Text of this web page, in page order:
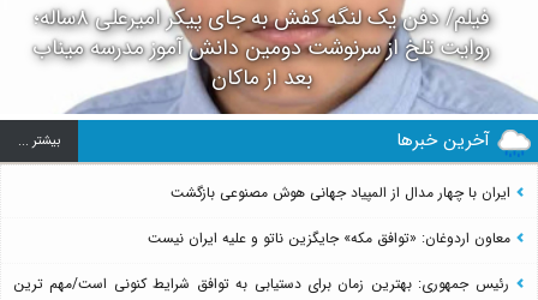
فیلم/ دفن یک لنگه کفش به جای پیکر امیرعلی ۸ساله؛
روایت تلخ از سرنوشت دومین دانش آموز مدرسه میناب
بعد از ماکان
آخرین خبرها بيشتر ...
ایران با چهار مدال از المپیاد جهانی هوش مصنوعی بازگشت
معاون اردوغان: «توافق مکه» جایگزین ناتو و علیه ایران نیست
رئیس جمهوری: بهترین زمان برای دستیابی به توافق شرایط کنونی است/مهم ترین